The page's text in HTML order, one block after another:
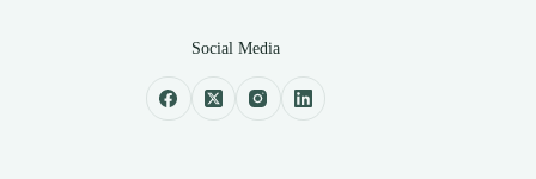
Social Media